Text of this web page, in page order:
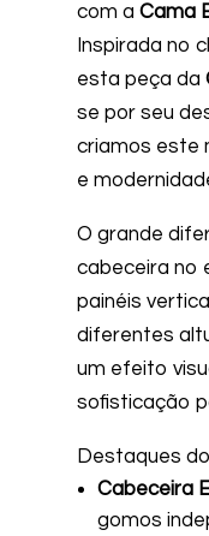
com a Cama
Inspirada no
esta peça da
se por seu
criamos este
e
O grande
cabeceira no
painéis
diferentes
um efeito
sofisticação
Destaques
Cabeceira
gomos